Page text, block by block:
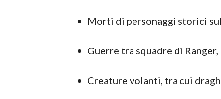
Morti di personaggi storici
Guerre tra squadre di
Creature volanti, tra cui